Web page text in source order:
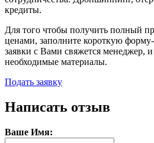
кредиты.
Для того чтобы получить полный
ценами, заполните короткую
заявки с Вами свяжется менеджер, и
необходимые материалы.
Подать заявку
Написать отзыв
Ваше Имя: